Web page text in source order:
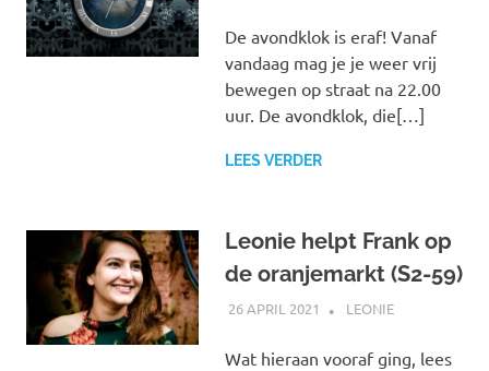
De avondklok is eraf! Vanaf
vandaag mag je je weer vrij
bewegen op straat na 22.00
uur. De avondklok, die[…]
LEES VERDER
Leonie helpt Frank op
de oranjemarkt (S2-59)
26 APRIL 2021 MARJOLEIN
LEONIE
Wat hieraan vooraf ging, lees